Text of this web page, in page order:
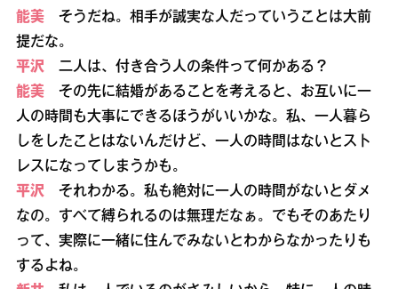
能美 そうだね。相手が誠実な人だっていうことは大前
提だな。
平沢 二人は、付き合う人の条件って何かある？
能美 その先に結婚があることを考えると、お互いに一
人の時間も大事にできるほうがいいかな。私、一人暮ら
しをしたことはないんだけど、一人の時間はないとスト
レスになってしまうかも。
平沢 それわかる。私も絶対に一人の時間がないとダメ
なの。すべて縛られるのは無理だなぁ。でもそのあたり
って、実際に一緒に住んでみないとわからなかったりも
するよね。